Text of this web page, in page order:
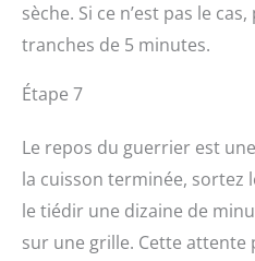
sèche. Si ce n’est pas le
tranches de 5 minutes.
Étape 7
Le repos du guerrier est
la cuisson terminée, sortez
le tiédir une dizaine de
sur une grille. Cette